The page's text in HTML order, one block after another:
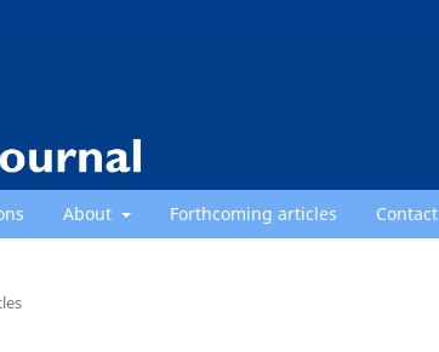
About Forthcoming articles Contact